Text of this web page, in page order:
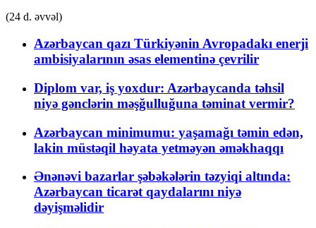
(24 d. əvvəl)
Azərbaycan qazı Türkiyənin Avropadakı enerji
ambisiyalarının əsas elementinə çevrilir
Diplom var, iş yoxdur: Azərbaycanda təhsil
niyə gənclərin məşğulluğuna təminat vermir?
Azərbaycan minimumu: yaşamağı təmin edən,
lakin müstəqil həyata yetməyən əməkhaqqı
Ənənəvi bazarlar şəbəkələrin təzyiqi altında:
Azərbaycan ticarət qaydalarını niyə
dəyişməlidir